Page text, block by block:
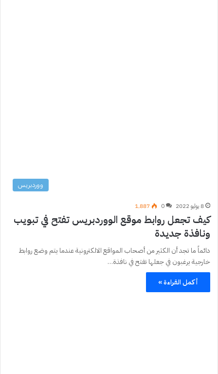
ووردبريس
8 يوليو 2022 0 1٬887
كيف تجعل روابط موقع الووردبريس تفتح في تبويب
ونافذة جديدة
دائماً ما تجد أن الكثير من أصحاب المواقع الالكترونية عندما يتم وضع روابط
خارجية يرغبون في جعلها تفتح في نافذة…
أكمل القراءة »